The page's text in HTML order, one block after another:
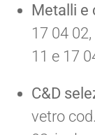
Metalli e
17 04
11 e 17
C&D
vetro